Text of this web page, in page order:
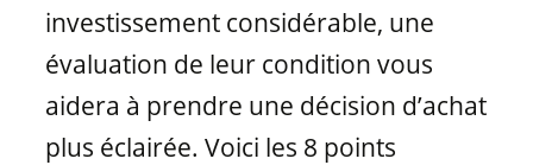
investissement considérable, une
évaluation de leur condition vous
aidera à prendre une décision d’achat
plus éclairée. Voici les 8 points